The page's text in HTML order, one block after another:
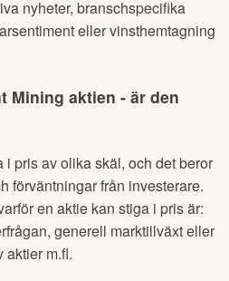
nyheter, branschspecifika
eller vinsthemtagning
Mining aktien - är den
i pris av olika skäl, och det beror
förväntningar från investerare.
en aktie kan stiga i pris är:
generell marktillväxt eller
aktier m.fl.